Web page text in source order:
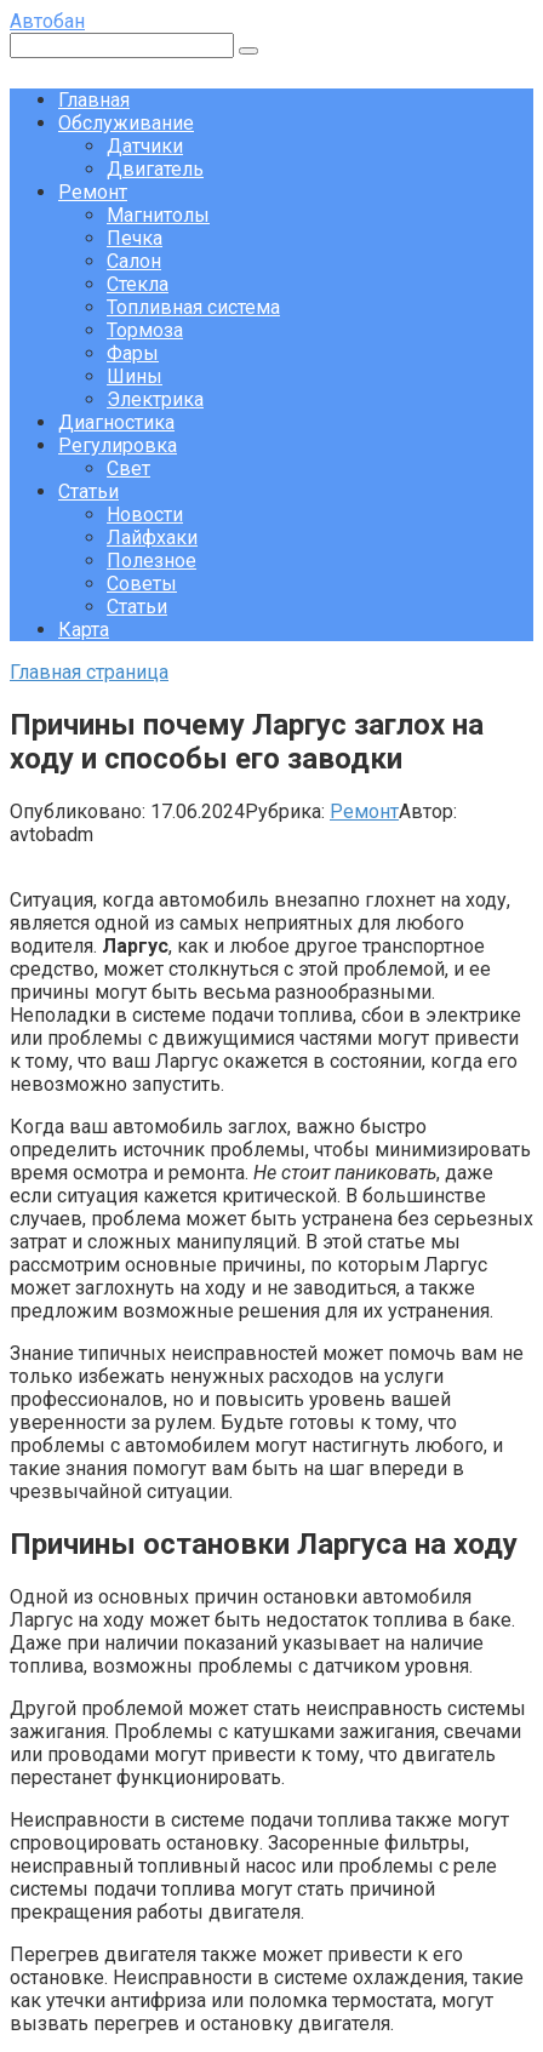
Перейти
контенту
Автобан
Главная
Обслуживание
Датчики
Двигатель
Ремонт
Магнитолы
Печка
Салон
Стекла
Топливная система
Тормоза
Фары
Шины
Электрика
Диагностика
Регулировка
Свет
Статьи
Новости
Лайфхаки
Полезное
Советы
Статьи
Карта
Главная страница
Причины почему Ларгус заглох на
ходу и способы его заводки
Опубликовано: 17.06.2024Рубрика: РемонтАвтор:
avtobadm
Ситуация, когда автомобиль внезапно глохнет на ходу,
является одной из самых неприятных для любого
водителя. Ларгус, как и любое другое транспортное
средство, может столкнуться с этой проблемой, и ее
причины могут быть весьма разнообразными.
Неполадки в системе подачи топлива, сбои в электрике
или проблемы с движущимися частями могут привести
к тому, что ваш Ларгус окажется в состоянии, когда его
невозможно запустить.
Когда ваш автомобиль заглох, важно быстро
определить источник проблемы, чтобы минимизировать
время осмотра и ремонта. Не стоит паниковать, даже
если ситуация кажется критической. В большинстве
случаев, проблема может быть устранена без серьезных
затрат и сложных манипуляций. В этой статье мы
рассмотрим основные причины, по которым Ларгус
может заглохнуть на ходу и не заводиться, а также
предложим возможные решения для их устранения.
Знание типичных неисправностей может помочь вам не
только избежать ненужных расходов на услуги
профессионалов, но и повысить уровень вашей
уверенности за рулем. Будьте готовы к тому, что
проблемы с автомобилем могут настигнуть любого, и
такие знания помогут вам быть на шаг впереди в
чрезвычайной ситуации.
Причины остановки Ларгуса на ходу
Одной из основных причин остановки автомобиля
Ларгус на ходу может быть недостаток топлива в баке.
Даже при наличии показаний указывает на наличие
топлива, возможны проблемы с датчиком уровня.
Другой проблемой может стать неисправность системы
зажигания. Проблемы с катушками зажигания, свечами
или проводами могут привести к тому, что двигатель
перестанет функционировать.
Неисправности в системе подачи топлива также могут
спровоцировать остановку. Засоренные фильтры,
неисправный топливный насос или проблемы с реле
системы подачи топлива могут стать причиной
прекращения работы двигателя.
Перегрев двигателя также может привести к его
остановке. Неисправности в системе охлаждения, такие
как утечки антифриза или поломка термостата, могут
вызвать перегрев и остановку двигателя.